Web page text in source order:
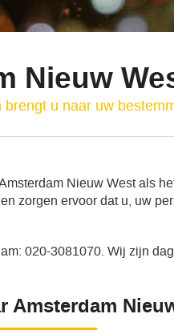
Nieuw
u naar uw
Nieuw West als
zorgen ervoor dat u, uw
020-3081070. Wij zijn
Amsterdam